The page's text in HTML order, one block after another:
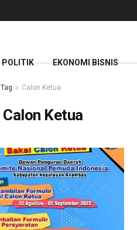
POLITIK EKONOMI BISNIS
Tag Calon Ketua
Calon Ketua